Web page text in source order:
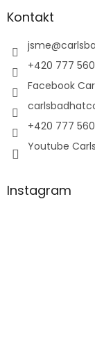
Kontakt
jsme@
+420 777
Facebook
+420 777
Youtube
Instagram